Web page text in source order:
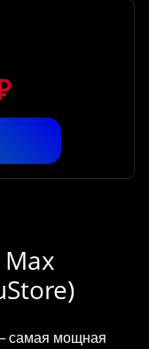
самая мощная